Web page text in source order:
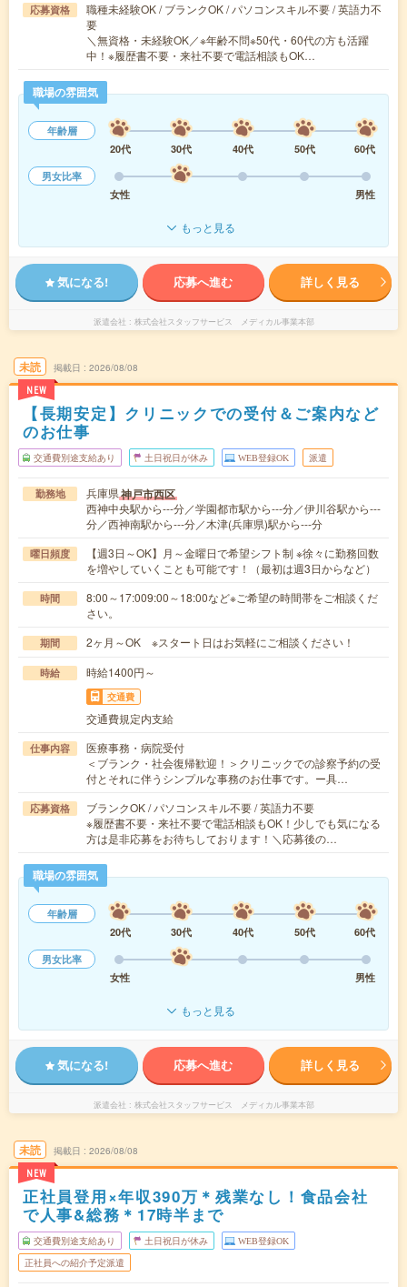
応募資格
職種未経験OK / ブランクOK / パソコンスキル不要 / 英語力不
要
＼無資格・未経験OK／※年齢不問※50代・60代の方も活躍
中！※履歴書不要・来社不要で電話相談もOK…
職場の雰囲気
年齢層
20代
30代 40代 50代
60代
男女比率
女性
男性
もっと見る
気になる! 応募へ進む 詳しく見る
派遣会社 株式会社スタッフサービス メディカル事業本部
未読
NEW
掲載日 2026/08/08
【長期安定】クリニックでの受付＆ご案内など
のお仕事
交通費別途支給あり 土日祝日が休み WEB登録OK 派遣
勤務地 兵庫県神戸市西区
西神中央駅から---分／学園都市駅から---分／伊川谷駅から---
分／西神南駅から---分／木津(兵庫県)駅から---分
曜日頻度
【週3日～OK】月～金曜日で希望シフト制 ※徐々に勤務回数
を増やしていくことも可能です！（最初は週3日からなど）
時間
8:00～17:009:00～18:00など※ご希望の時間帯をご相談くだ
さい。
期間 2ヶ月～OK ※スタート日はお気軽にご相談ください！
時給 時給1400円～
交通費
交通費規定内支給
仕事内容
医療事務・病院受付
＜ブランク・社会復帰歓迎！＞クリニックでの診察予約の受
付とそれに伴うシンプルな事務のお仕事です。ー具…
応募資格
ブランクOK / パソコンスキル不要 / 英語力不要
※履歴書不要・来社不要で電話相談もOK！少しでも気になる
方は是非応募をお待ちしております！＼応募後の…
職場の雰囲気
年齢層
20代
30代 40代 50代
60代
男女比率
女性
男性
もっと見る
気になる! 応募へ進む 詳しく見る
派遣会社 株式会社スタッフサービス メディカル事業本部
未読
NEW
掲載日 2026/08/08
正社員登用×年収390万＊残業なし！食品会社
で人事&総務＊17時半まで
交通費別途支給あり 土日祝日が休み WEB登録OK
正社員への紹介予定派遣